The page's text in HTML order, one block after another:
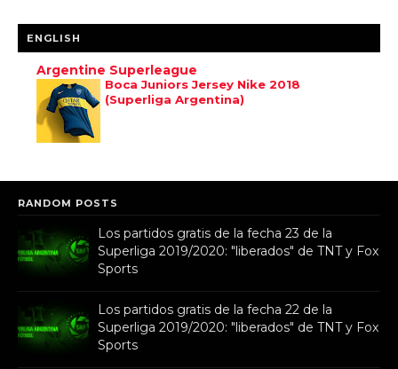
ENGLISH
Argentine Superleague
Boca Juniors Jersey Nike 2018
(Superliga Argentina)
RANDOM POSTS
Los partidos gratis de la fecha 23 de la
Superliga 2019/2020: "liberados" de TNT y Fox
Sports
Los partidos gratis de la fecha 22 de la
Superliga 2019/2020: "liberados" de TNT y Fox
Sports